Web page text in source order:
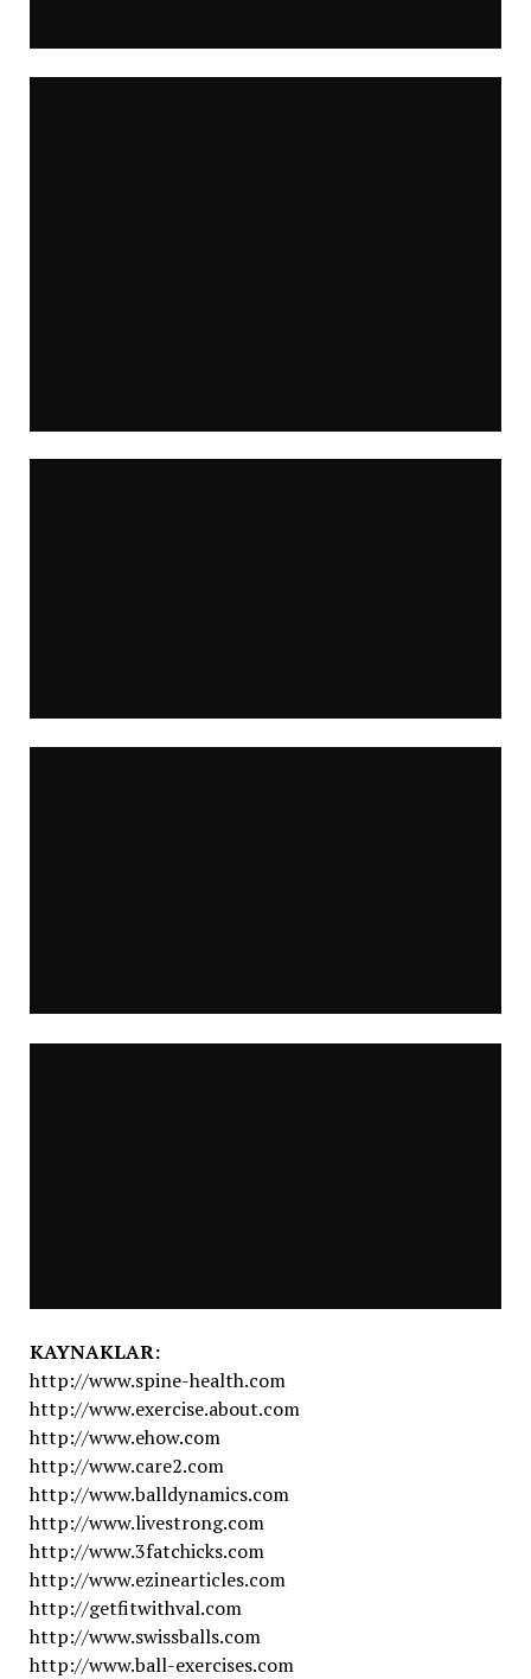
KAYNAKLAR:
http://www.spine-health.com
http://www.exercise.about.com
http://www.ehow.com
http://www.care2.com
http://www.balldynamics.com
http://www.livestrong.com
http://www.3fatchicks.com
http://www.ezinearticles.com
http://getfitwithval.com
http://www.swissballs.com
http://www.ball-exercises.com